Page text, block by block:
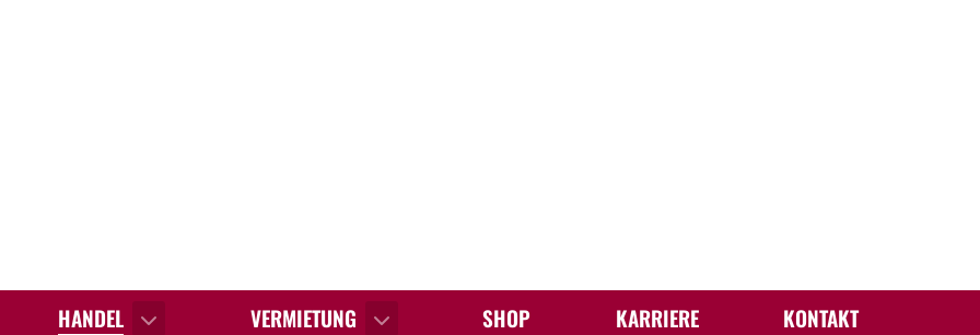
HANDEL VERMIETUNG SHOP KONTAKT
KARRIERE